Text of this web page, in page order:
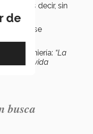
, es decir, sin
apoyándose
la ingeniería: “La
de la vida
busca
de